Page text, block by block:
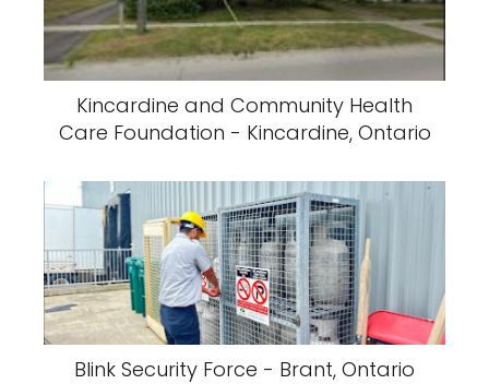
Kincardine and Community Health
Care Foundation - Kincardine, Ontario
Blink Security Force - Brant, Ontario